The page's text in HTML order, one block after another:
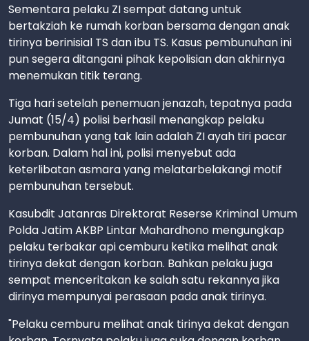
Sementara pelaku ZI sempat datang untuk
bertakziah ke rumah korban bersama dengan anak
tirinya berinisial TS dan ibu TS. Kasus pembunuhan ini
pun segera ditangani pihak kepolisian dan akhirnya
menemukan titik terang.
Tiga hari setelah penemuan jenazah, tepatnya pada
Jumat (15/4) polisi berhasil menangkap pelaku
pembunuhan yang tak lain adalah ZI ayah tiri pacar
korban. Dalam hal ini, polisi menyebut ada
keterlibatan asmara yang melatarbelakangi motif
pembunuhan tersebut.
Kasubdit Jatanras Direktorat Reserse Kriminal Umum
Polda Jatim AKBP Lintar Mahardhono mengungkap
pelaku terbakar api cemburu ketika melihat anak
tirinya dekat dengan korban. Bahkan pelaku juga
sempat menceritakan ke salah satu rekannya jika
dirinya mempunyai perasaan pada anak tirinya.
"Pelaku cemburu melihat anak tirinya dekat dengan